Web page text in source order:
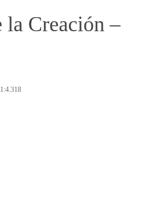
Creación –
4.318